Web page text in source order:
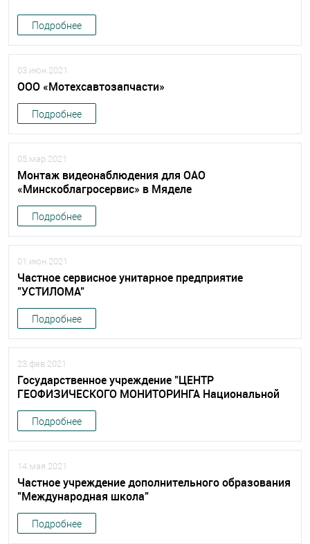
Подробнее
03.июн.2021
ООО «Мотехсавтозапчасти»
Подробнее
05.мар.2021
Монтаж видеонаблюдения для ОАО
«Минскоблагросервис» в Мяделе
Подробнее
01.июн.2021
Частное сервисное унитарное предприятие
"УСТИЛОМА"
Подробнее
23.фев.2021
Государственное учреждение "ЦЕНТР
ГЕОФИЗИЧЕСКОГО МОНИТОРИНГА Национальной
академии наук Беларуси"
Подробнее
14.мая.2021
Частное учреждение дополнительного образования
"Международная школа"
Подробнее